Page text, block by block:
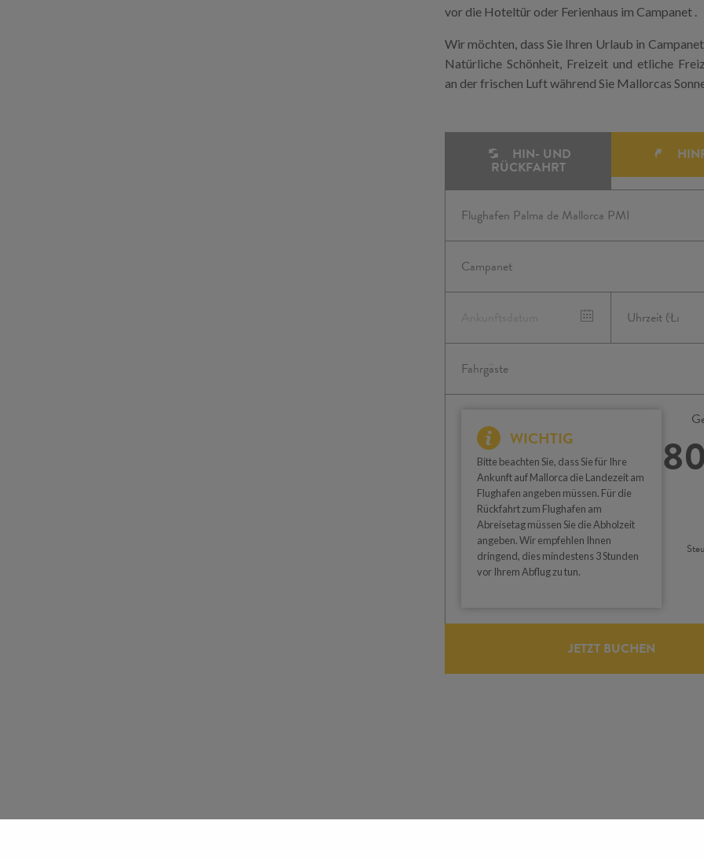
vor die Hoteltür oder Ferienhaus im Campanet .
Wir möchten, dass Sie Ihren Urlaub in
Natürliche Schönheit, Freizeit und etliche
an der frischen Luft während Sie Mallorcas
HIN- UND
RÜCKFAHRT
WICHTIG
Bitte beachten Sie, dass Sie für Ihre
Ankunft auf Mallorca die Landezeit am
Flughafen angeben müssen. Für die
Rückfahrt zum Flughafen am
Abreisetag müssen Sie die Abholzeit
angeben. Wir empfehlen Ihnen
dringend, dies mindestens 3 Stunden
vor Ihrem Abflug zu tun.
JETZT BUCHEN